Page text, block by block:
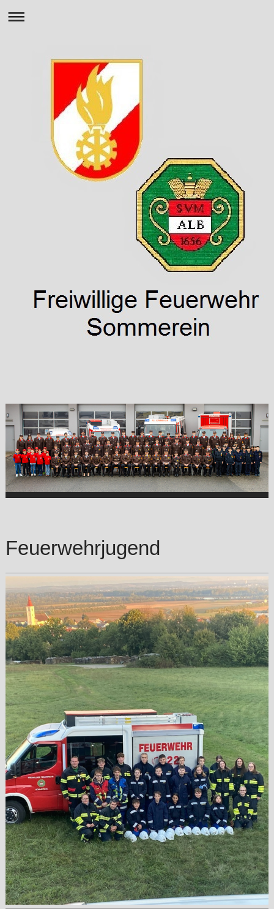
Feuerwehrjugend